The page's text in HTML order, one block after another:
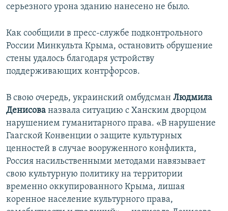
серьезного урона зданию нанесено не было.
Как сообщили в пресс-службе подконтрольного
России Минкульта Крыма, остановить обрушение
стены удалось благодаря устройству
поддерживающих контрфорсов.
В свою очередь, украинский омбудсман Людмила
Денисова назвала ситуацию с Ханским дворцом
нарушением гуманитарного права. «В нарушение
Гаагской Конвенции о защите культурных
ценностей в случае вооруженного конфликта,
Россия насильственными методами навязывает
свою культурную политику на территории
временно оккупированного Крыма, лишая
коренное население культурного права,